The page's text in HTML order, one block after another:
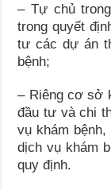
– Tự chủ
trong quyết
tư các dự án
bệnh;
– Riêng cơ sở
đầu tư và chi
vụ khám
dịch vụ khám
quy định.